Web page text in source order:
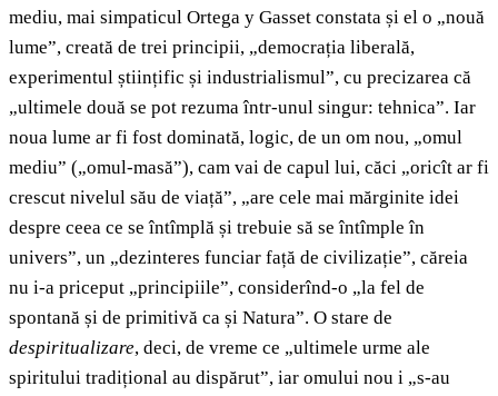
mediu, mai simpaticul Ortega y Gasset constata și el o „nouă
lume”, creată de trei principii, „democrația liberală,
experimentul științific și industrialismul”, cu precizarea că
„ultimele două se pot rezuma într-unul singur: tehnica”. Iar
noua lume ar fi fost dominată, logic, de un om nou, „omul
mediu” („omul-masă”), cam vai de capul lui, căci „oricît ar fi
crescut nivelul său de viață”, „are cele mai mărginite idei
despre ceea ce se întîmplă și trebuie să se întîmple în
univers”, un „dezinteres funciar față de civilizație”, căreia
nu i-a priceput „principiile”, considerînd-o „la fel de
spontană și de primitivă ca și Natura”. O stare de
despiritualizare, deci, de vreme ce „ultimele urme ale
spiritului tradițional au dispărut”, iar omului nou i „s-au